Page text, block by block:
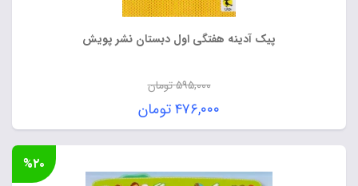
پیک آدینه هفتگی اول دبستان نشر پویش
۵۹۵,۰۰۰تومان
قیمت
اصلی:
۵۹۵,۰۰۰ تومان
بود.
۴۷۶,۰۰۰تومان
قیمت
فعلی:
۴۷۶,۰۰۰ تومان.
%۲۰